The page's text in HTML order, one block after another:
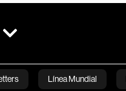
Línea Mundial